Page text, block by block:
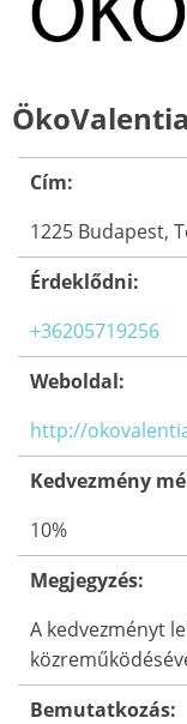
Cím:
1225 Budapest,
Érdeklődni:
+36205719256
Weboldal:
http://
Kedvezmény
10%
Megjegyzés:
A kedvezményt
Bemutatkozás: